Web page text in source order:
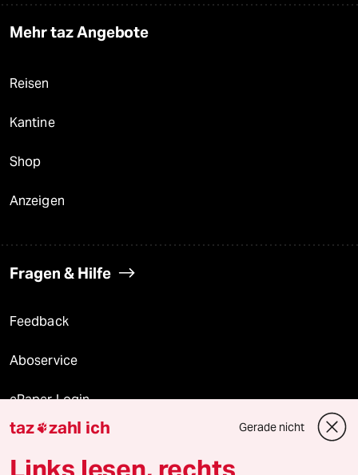
Mehr taz Angebote
Reisen
Kantine
Shop
Anzeigen
Fragen & Hilfe
Feedback
Aboservice
ePaper Login
Downloads für Abonnierende
taz zahl ich Gerade nicht